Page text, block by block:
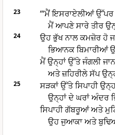
23
“‘ਮੈਂ ਇਸਰਾਏਲੀਆਂ ਉੱਪਰ
ਮੈਂ ਆਪਣੇ ਸਾਰੇ ਤੀਰ
24
ਉਹ ਭੁੱਖ ਨਾਲ ਕਮਜ਼ੋਰ ਹੋ
ਭਿਆਨਕ ਬਿਮਾਰੀਆਂ
ਮੈਂ ਉਨ੍ਹਾਂ ਉੱਤੇ ਜੰਗਲੀ
ਅਤੇ ਜ਼ਹਿਰੀਲੇ ਸੱਪ
25
ਸੜਕਾਂ ਉੱਤੇ ਸਿਪਾਹੀ
ਉਨ੍ਹਾਂ ਦੇ ਘਰਾਂ ਅੰਦਰ
ਸਿਪਾਹੀ ਗੱਬਰੂਆਂ ਅਤੇ
ਉਹ ਜੁਆਕਾ ਅਤੇ